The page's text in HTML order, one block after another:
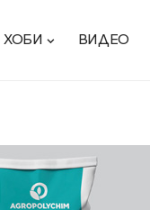
ХОБИ ВИДЕО